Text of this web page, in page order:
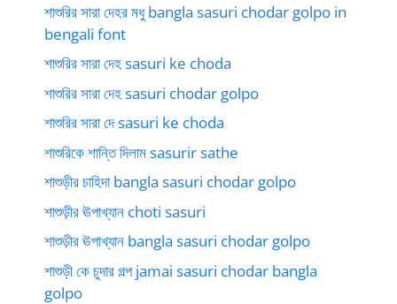
শাশুরির সারা দেহর মধু bangla sasuri chodar golpo in
bengali font
শাশুরির সারা দেহ sasuri ke choda
শাশুরির সারা দেহ sasuri chodar golpo
শাশুরির সারা দে sasuri ke choda
শাশুরিকে শান্তি দিলাম sasurir sathe
শাশুড়ীর চাহিদা bangla sasuri chodar golpo
শাশুড়ীর ঊপাখ্যান choti sasuri
শাশুড়ীর ঊপাখ্যান bangla sasuri chodar golpo
শাশুড়ী কে চুদার গল্প jamai sasuri chodar bangla
golpo